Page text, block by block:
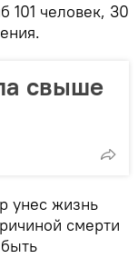
101 человек, 30
свыше
унес жизнь
смерти